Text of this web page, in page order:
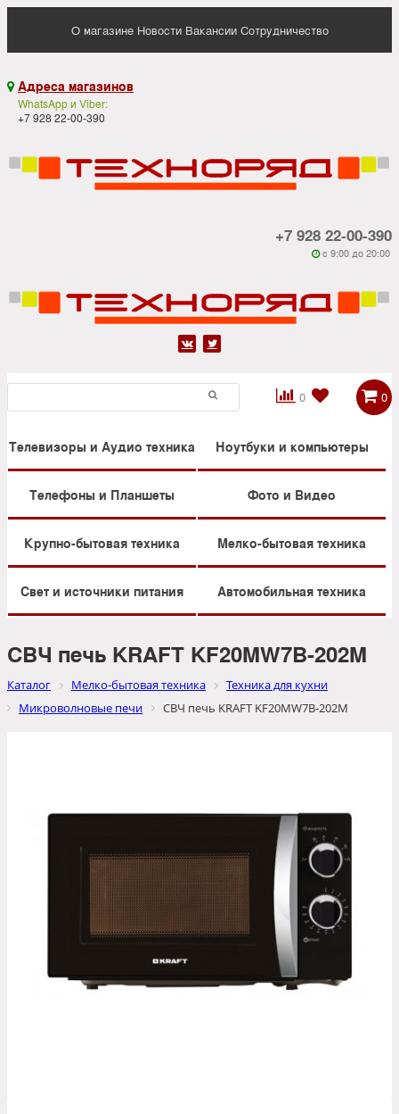
О магазине Новости Вакансии Сотрудничество
 Адреса магазинов
WhatsApp и Viber:
+7 928 22-00-390
+7 928 22-00-390
 c 9:00 до 20:00
 
0

 0
Телевизоры и Аудио техника Ноутбуки и компьютеры
Телефоны и Планшеты Фото и Видео
Крупно-бытовая техника Мелко-бытовая техника
Свет и источники питания Автомобильная техника
СВЧ печь KRAFT KF20MW7B-202M
Каталог Мелко-бытовая техника
Техника для кухни
Микроволновые печи
СВЧ печь KRAFT KF20MW7B-202M